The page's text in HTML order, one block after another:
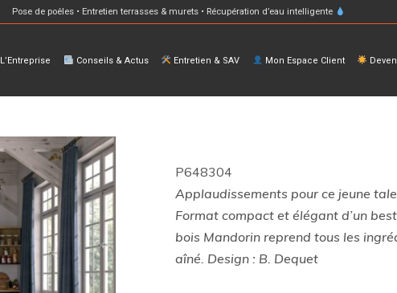
Pose de poêles • Entretien terrasses & murets • Récupération d’eau intelligente
L’Entreprise Conseils & Actus Entretien & SAV Mon Espace Client
P648304
Applaudissements pour ce jeune
Format compact et élégant d’un
bois Mandorin reprend tous les
aîné. Design : B. Dequet